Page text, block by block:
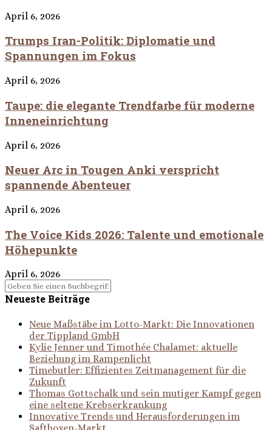
April 6, 2026
Trumps Iran-Politik: Diplomatie und
Spannungen im Fokus
April 6, 2026
Taupe: die elegante Trendfarbe für moderne
Inneneinrichtung
April 6, 2026
Neuer Arc in Tougen Anki verspricht
spannende Abenteuer
April 6, 2026
The Voice Kids 2026: Talente und emotionale
Höhepunkte
April 6, 2026
Neueste Beiträge
Neue Maßstäbe im Lotto-Markt: Die Innovationen
der Tippland GmbH
Kylie Jenner und Timothée Chalamet: aktuelle
Beziehung im Rampenlicht
Timebutler: Effizientes Zeitmanagement für die
Zukunft
Thomas Gottschalk und sein mutiger Kampf gegen
eine seltene Krebserkrankung
Innovative Trends und Herausforderungen im